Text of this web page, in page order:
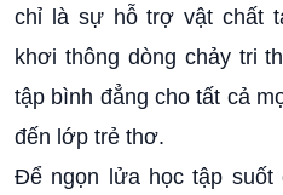
chỉ là sự hỗ trợ vật chất
khơi thông dòng chảy tri
tập bình đẳng cho tất cả
đến lớp trẻ thơ.
Để ngọn lửa học tập suốt